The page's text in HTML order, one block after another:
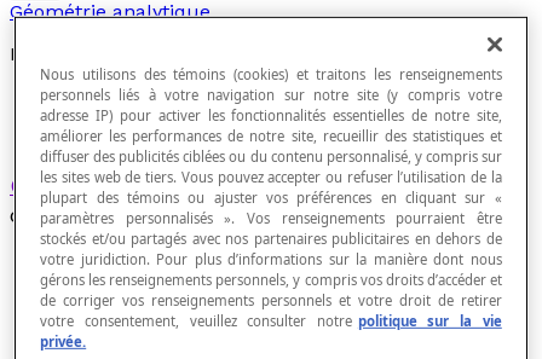
Géométrie analytique
Bipoint
Couple(A, B) de points du plan, A étant l'origine
du bipoint et B son extrémité.
Un bipoint (A,B) est caractérisé par son sens, sa
direction et sa grandeur. Sa direction est la droite
Nous utilisons des témoins (cookies) et traitons les renseignements
personnels liés à votre navigation sur notre site (y compris votre
adresse IP) pour activer les fonctionnalités essentielles de notre site,
améliorer les performances de notre site, recueillir des statistiques et
diffuser des publicités ciblées ou du contenu personnalisé, y compris sur
les sites web de tiers. Vous pouvez accepter ou refuser l’utilisation de la
plupart des témoins ou ajuster vos préférences en cliquant sur «
paramètres personnalisés ». Vos renseignements pourraient être
stockés et/ou partagés avec nos partenaires publicitaires en dehors de
votre juridiction. Pour plus d’informations sur la manière dont nous
gérons les renseignements personnels, y compris vos droits d’accéder et
de corriger vos renseignements personnels et votre droit de retirer
votre consentement, veuillez consulter notre politique sur la vie
privée.